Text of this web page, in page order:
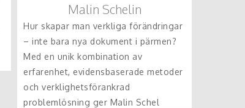
Malin Schelin
Hur skapar man verkliga förändringar
– inte bara nya dokument i pärmen?
Med en unik kombination av
erfarenhet, evidensbaserade metoder
och verklighetsförankrad
problemlösning ger Malin Schel